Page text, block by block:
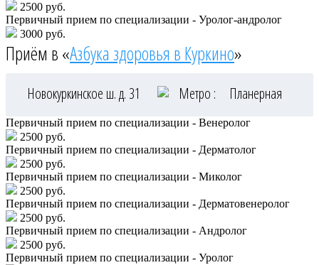
2500 руб.
Первичный прием по специализации - Уролог-андролог
3000 руб.
Приём в «Азбука здоровья в Куркино»
Новокуркинское ш. д. 31 Метро : Планерная
Первичный прием по специализации - Венеролог
2500 руб.
Первичный прием по специализации - Дерматолог
2500 руб.
Первичный прием по специализации - Миколог
2500 руб.
Первичный прием по специализации - Дерматовенеролог
2500 руб.
Первичный прием по специализации - Андролог
2500 руб.
Первичный прием по специализации - Уролог